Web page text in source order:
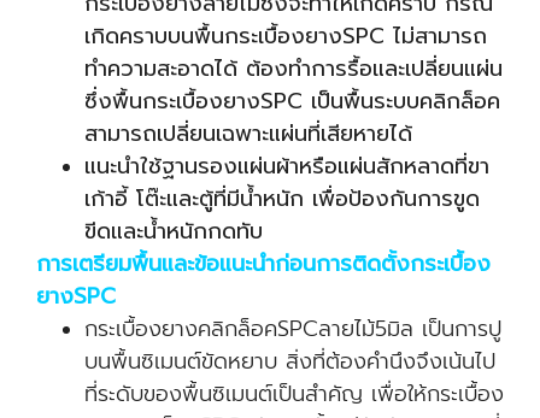
เกิดคราบบนพื้นกระเบื้องยางSPC ไม่สามารถ
ทำความสะอาดได้ ต้องทำการรื้อและเปลี่ยนแผ่น
ซึ่งพื้นกระเบื้องยางSPC เป็นพื้นระบบคลิกล็อค
สามารถเปลี่ยนเฉพาะแผ่นที่เสียหายได้
แนะนำใช้ฐานรองแผ่นผ้าหรือแผ่นสักหลาดที่ขา
เก้าอี้ โต๊ะและตู้ที่มีน้ำหนัก เพื่อป้องกันการขูด
ขีดและน้ำหนักกดทับ
การเตรียมพื้นและข้อแนะนำก่อนการติดตั้งกระเบื้อง
ยางSPC
กระเบื้องยางคลิกล็อคSPCลายไม้5มิล เป็นการปู
บนพื้นซิเมนต์ขัดหยาบ สิ่งที่ต้องคำนึงจึงเน้นไป
ที่ระดับของพื้นซิเมนต์เป็นสำคัญ เพื่อให้กระเบื้อง